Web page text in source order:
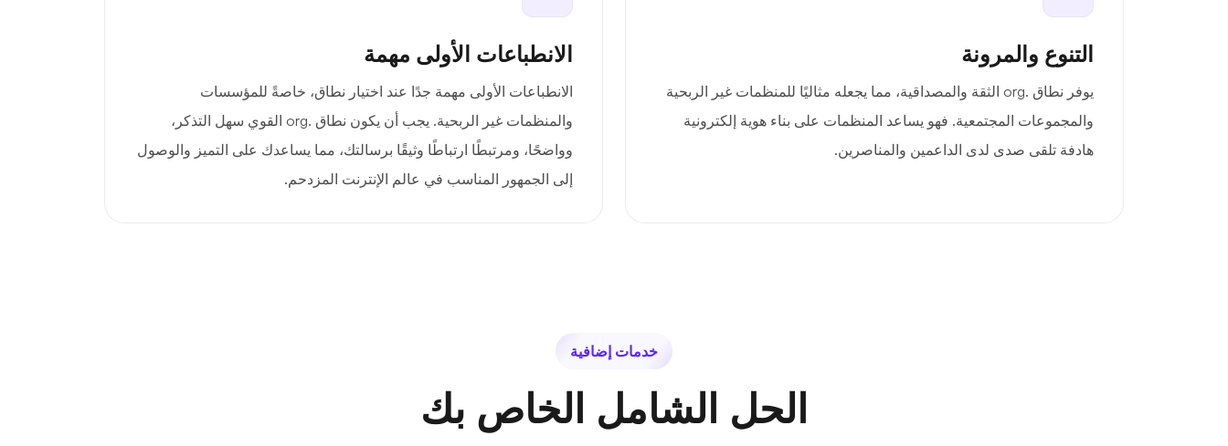
التنوع والمرونة
يوفر نطاق .org الثقة والمصداقية، مما يجعله مثاليًا للمنظمات غير الربحية
والمجموعات المجتمعية. فهو يساعد المنظمات على بناء هوية إلكترونية
هادفة تلقى صدى لدى الداعمين والمناصرين.
الانطباعات الأولى مهمة
الانطباعات الأولى مهمة جدًا عند اختيار نطاق، خاصةً للمؤسسات
والمنظمات غير الربحية. يجب أن يكون نطاق .org القوي سهل التذكر،
وواضحًا، ومرتبطًا ارتباطًا وثيقًا برسالتك، مما يساعدك على التميز والوصول
إلى الجمهور المناسب في عالم الإنترنت المزدحم.
خدمات إضافية
الحل الشامل الخاص بك